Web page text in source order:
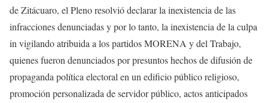
de Zitácuaro, el Pleno resolvió declarar la inexistencia de las
infracciones denunciadas y por lo tanto, la inexistencia de la culpa
in vigilando atribuida a los partidos MORENA y del Trabajo,
quienes fueron denunciados por presuntos hechos de difusión de
propaganda política electoral en un edificio público religioso,
promoción personalizada de servidor público, actos anticipados